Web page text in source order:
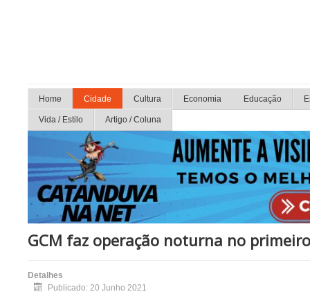
Home Cidade Cultura Economia Educação
Vida / Estilo Artigo / Coluna
GCM faz operação noturna no
Detalhes
Publicado: 20 Junho 2021